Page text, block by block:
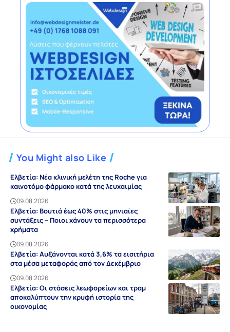
You Might also Like
Ελβετία: Νέα κλινική μελέτη της Roche για
καινοτόμο φάρμακο κατά της λευχαιμίας
09.08.2026
Ελβετία: Βουτιά έως 40% στις μηνιαίες
συντάξεις – Ποιοι χάνουν τα περισσότερα
χρήματα
09.08.2026
Ελβετία: Αυξάνονται κατά 3,6% τα εισιτήρια
στα μέσα μεταφοράς από τον Δεκέμβριο
09.08.2026
Ελβετία: Οι στάσεις λεωφορείων και τραμ
αποκαλύπτουν την κρυφή ιστορία της
οικονομίας